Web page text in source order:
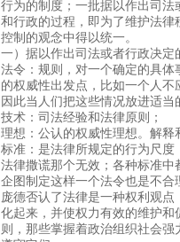
行为的制度；一批据以作出司
和行政的过程，即为了维护法
控制的观念中得以统一。
一）据以作出司法或者行政决
法令：规则，对一个确定的具
的权威性出发点，比如一个人
因此当人们把这些情况放进适
技术：司法经验和法律原则；
理想：公认的权威性理想。解释
标准：是法律所规定的行为尺
法律撒谎那个无效；各种标准
企图制定这样一个法令也是不
庞德否认了法律是一种权利观
化起来，并使权力有效的维护
则，那些掌握着政治组织社会